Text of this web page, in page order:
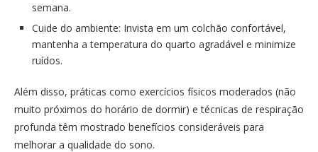
semana.
Cuide do ambiente: Invista em um colchão confortável,
mantenha a temperatura do quarto agradável e minimize
ruídos.
Além disso, práticas como exercícios físicos moderados (não
muito próximos do horário de dormir) e técnicas de respiração
profunda têm mostrado benefícios consideráveis para
melhorar a qualidade do sono.